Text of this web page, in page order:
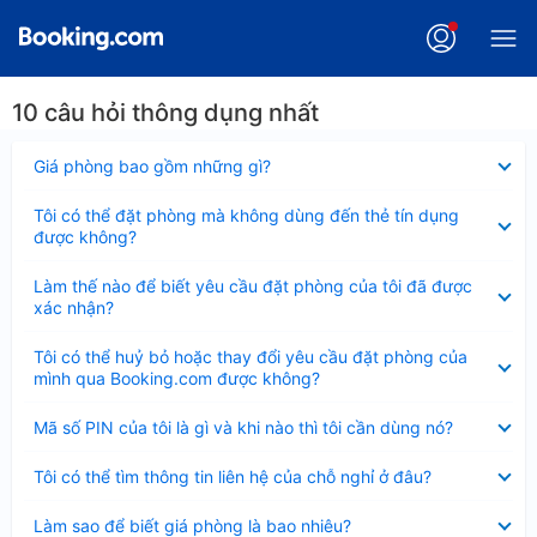
10 câu hỏi thông dụng nhất
Giá phòng bao gồm những gì?
thu
Tôi có thể đặt phòng mà không dùng đến thẻ tín dụng
được không?
thu
gọn
Làm thế nào để biết yêu cầu đặt phòng của tôi đã được
xác nhận?
thu
gọn
Tôi có thể huỷ bỏ hoặc thay đổi yêu cầu đặt phòng của
mình qua Booking.com được không?
thu
gọn
Mã số PIN của tôi là gì và khi nào thì tôi cần dùng nó?
thu
Tôi có thể tìm thông tin liên hệ của chỗ nghỉ ở đâu?
thu
Làm sao để biết giá phòng là bao nhiêu?
thu